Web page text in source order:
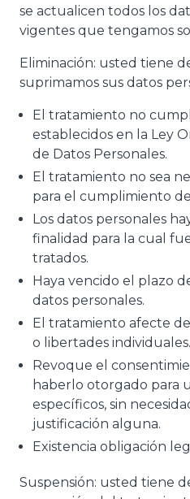
se actualicen todos los
vigentes que tengamos
Eliminación: usted tiene
suprimamos sus datos
El tratamiento no
establecidos en la Ley
de Datos Personales.
El tratamiento no sea
para el cumplimiento
Los datos personales
finalidad para la cual
tratados.
Haya vencido el plazo
datos personales.
El tratamiento afecte
o libertades individuales.
Revoque el
haberlo otorgado para
específicos, sin
justificación alguna.
Existencia obligación
Suspensión: usted tiene